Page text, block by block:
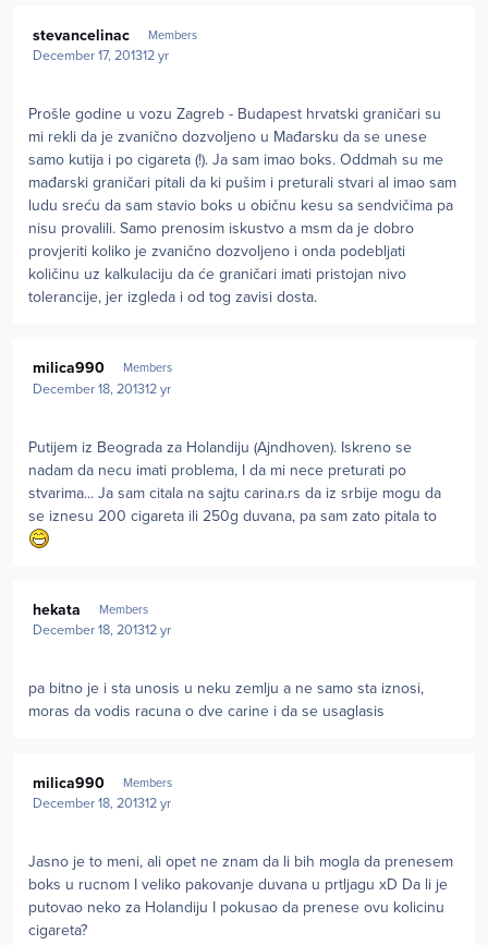
stevancelinac Members
December 17, 201312 yr
Prošle godine u vozu Zagreb - Budapest hrvatski graničari su
mi rekli da je zvanično dozvoljeno u Mađarsku da se unese
samo kutija i po cigareta (!). Ja sam imao boks. Oddmah su me
mađarski graničari pitali da ki pušim i preturali stvari al imao sam
ludu sreću da sam stavio boks u običnu kesu sa sendvičima pa
nisu provalili. Samo prenosim iskustvo a msm da je dobro
provjeriti koliko je zvanično dozvoljeno i onda podebljati
količinu uz kalkulaciju da će graničari imati pristojan nivo
tolerancije, jer izgleda i od tog zavisi dosta.
milica990 Members
December 18, 201312 yr
Putijem iz Beograda za Holandiju (Ajndhoven). Iskreno se
nadam da necu imati problema, I da mi nece preturati po
stvarima... Ja sam citala na sajtu carina.rs da iz srbije mogu da
se iznesu 200 cigareta ili 250g duvana, pa sam zato pitala to
hekata Members
December 18, 201312 yr
pa bitno je i sta unosis u neku zemlju a ne samo sta iznosi,
moras da vodis racuna o dve carine i da se usaglasis
milica990 Members
December 18, 201312 yr
Jasno je to meni, ali opet ne znam da li bih mogla da prenesem
boks u rucnom I veliko pakovanje duvana u prtljagu xD Da li je
putovao neko za Holandiju I pokusao da prenese ovu kolicinu
cigareta?